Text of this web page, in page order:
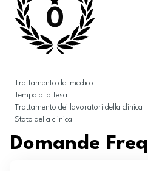
0
Trattamento del medico
Tempo di attesa
Trattamento dei lavoratori della clinica
Stato della clinica
Domande